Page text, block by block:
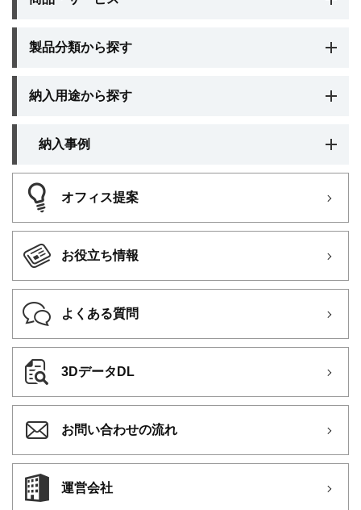
製品分類から探す
納入用途から探す
納入事例
オフィス提案
お役立ち情報
よくある質問
3DデータDL
お問い合わせの流れ
運営会社